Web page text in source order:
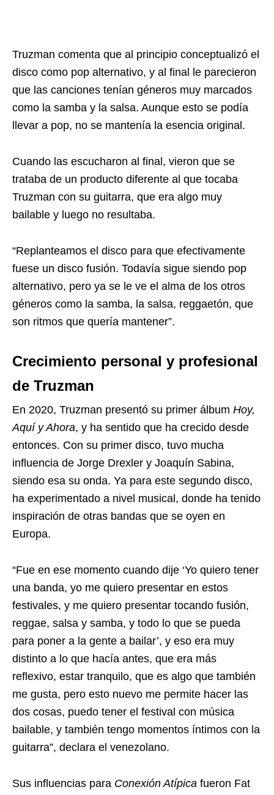
Truzman comenta que al principio conceptualizó el
disco como pop alternativo, y al final le parecieron
que las canciones tenían géneros muy marcados
como la samba y la salsa. Aunque esto se podía
llevar a pop, no se mantenía la esencia original.
Cuando las escucharon al final, vieron que se
trataba de un producto diferente al que tocaba
Truzman con su guitarra, que era algo muy
bailable y luego no resultaba.
“Replanteamos el disco para que efectivamente
fuese un disco fusión. Todavía sigue siendo pop
alternativo, pero ya se le ve el alma de los otros
géneros como la samba, la salsa, reggaetón, que
son ritmos que quería mantener”.
Crecimiento personal y profesional
de Truzman
En 2020, Truzman presentó su primer álbum Hoy,
Aquí y Ahora, y ha sentido que ha crecido desde
entonces. Con su primer disco, tuvo mucha
influencia de Jorge Drexler y Joaquín Sabina,
siendo esa su onda. Ya para este segundo disco,
ha experimentado a nivel musical, donde ha tenido
inspiración de otras bandas que se oyen en
Europa.
“Fue en ese momento cuando dije ‘Yo quiero tener
una banda, yo me quiero presentar en estos
festivales, y me quiero presentar tocando fusión,
reggae, salsa y samba, y todo lo que se pueda
para poner a la gente a bailar’, y eso era muy
distinto a lo que hacía antes, que era más
reflexivo, estar tranquilo, que es algo que también
me gusta, pero esto nuevo me permite hacer las
dos cosas, puedo tener el festival con música
bailable, y también tengo momentos íntimos con la
guitarra”, declara el venezolano.
Sus influencias para Conexión Atípica fueron Fat